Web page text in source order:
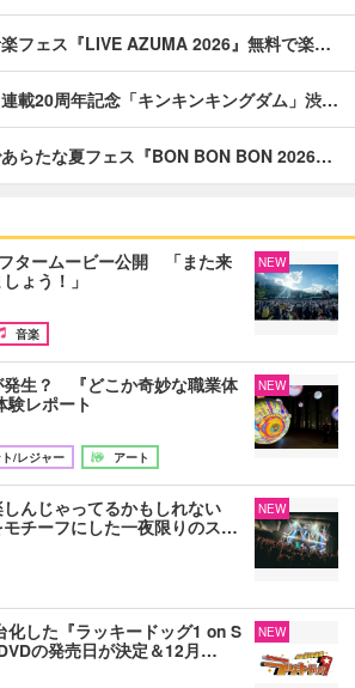
フェス『LIVE AZUMA 2026』無料で楽…
連載20周年記念「キンキンキングダム」渋…
らたな夏フェス『BON BON BON 2026…
タームービー公開 「また来
ょう！」
音楽
NEW
発生？ 『どこか奇妙な職業体
験レポート
/レジャー アート
NEW
んじゃってるかもしれない
チーフにした一夜限りのス…
NEW
化した『ラッキードッグ1 on S
の発売日が決定＆12月…
NEW